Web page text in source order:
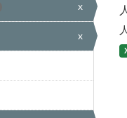
x
x